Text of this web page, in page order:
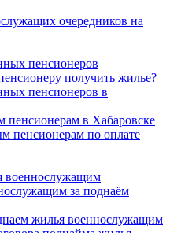
очередников на
пенсионеров
получить жилье?
пенсионеров в
в Хабаровске
пенсионерам по оплате
военнослужащим
за поднаём
жилья военнослужащим